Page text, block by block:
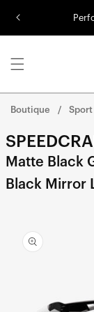
Boutique Sport
Matte Black
Black Mirror
informations
sur le